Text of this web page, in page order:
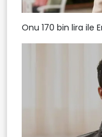
Onu 170 bin lira ile